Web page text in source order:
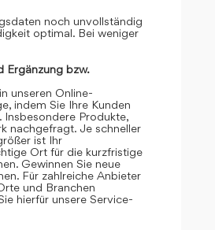
noch unvollständig
optimal. Bei weniger
Ergänzung bzw.
unseren Online-
indem Sie Ihre Kunden
Insbesondere Produkte,
nachgefragt. Je schneller
ist Ihr
Ort für die kurzfristige
Gewinnen Sie neue
Für zahlreiche Anbieter
und Branchen
hierfür unsere Service-